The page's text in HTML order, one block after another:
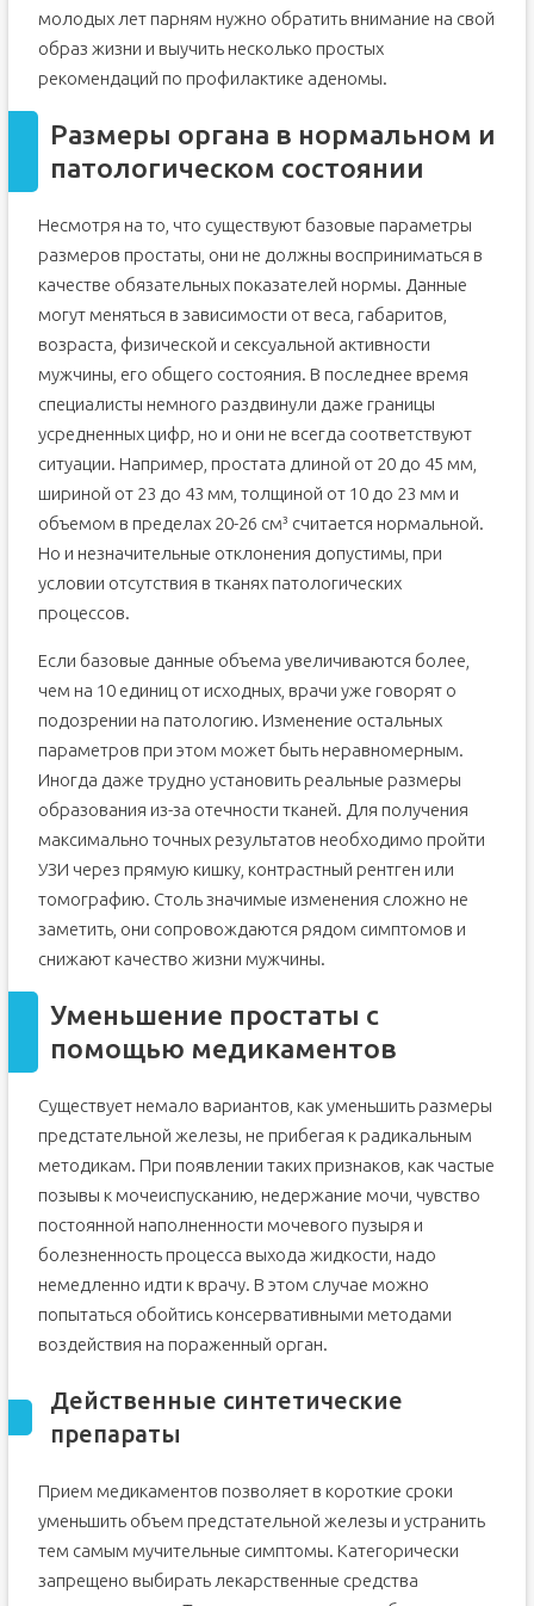
молодых лет парням нужно обратить внимание на свой
образ жизни и выучить несколько простых
рекомендаций по профилактике аденомы.
Размеры органа в нормальном и
патологическом состоянии
Несмотря на то, что существуют базовые параметры
размеров простаты, они не должны восприниматься в
качестве обязательных показателей нормы. Данные
могут меняться в зависимости от веса, габаритов,
возраста, физической и сексуальной активности
мужчины, его общего состояния. В последнее время
специалисты немного раздвинули даже границы
усредненных цифр, но и они не всегда соответствуют
ситуации. Например, простата длиной от 20 до 45 мм,
шириной от 23 до 43 мм, толщиной от 10 до 23 мм и
объемом в пределах 20-26 см³ считается нормальной.
Но и незначительные отклонения допустимы, при
условии отсутствия в тканях патологических
процессов.
Если базовые данные объема увеличиваются более,
чем на 10 единиц от исходных, врачи уже говорят о
подозрении на патологию. Изменение остальных
параметров при этом может быть неравномерным.
Иногда даже трудно установить реальные размеры
образования из-за отечности тканей. Для получения
максимально точных результатов необходимо пройти
УЗИ через прямую кишку, контрастный рентген или
томографию. Столь значимые изменения сложно не
заметить, они сопровождаются рядом симптомов и
снижают качество жизни мужчины.
Уменьшение простаты с
помощью медикаментов
Существует немало вариантов, как уменьшить размеры
предстательной железы, не прибегая к радикальным
методикам. При появлении таких признаков, как частые
позывы к мочеиспусканию, недержание мочи, чувство
постоянной наполненности мочевого пузыря и
болезненность процесса выхода жидкости, надо
немедленно идти к врачу. В этом случае можно
попытаться обойтись консервативными методами
воздействия на пораженный орган.
Действенные синтетические
препараты
Прием медикаментов позволяет в короткие сроки
уменьшить объем предстательной железы и устранить
тем самым мучительные симптомы. Категорически
запрещено выбирать лекарственные средства